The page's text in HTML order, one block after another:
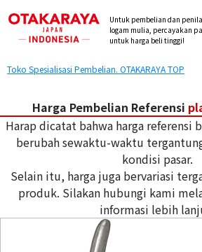
Untuk pembelian dan
logam mulia, percayakan
untuk harga beli tinggi!
Toko Spesialisasi Pembelian. OTAKARAYA TOP
Harga Pembelian Referensi
Harap dicatat bahwa harga referensi
berubah sewaktu-waktu
kondisi pasar.
Selain itu, harga juga bervariasi
produk. Silakan hubungi kami
informasi lebih